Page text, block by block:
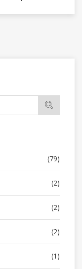
(79)
(2)
(2)
(2)
(1)